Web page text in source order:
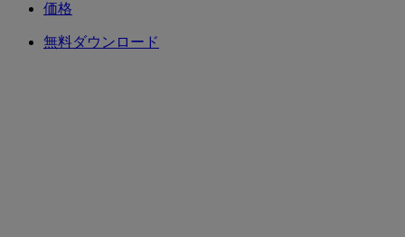
価格
無料ダウンロード